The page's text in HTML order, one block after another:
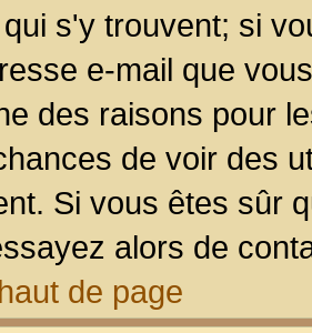
s'y trouvent; si
e-mail que
des raisons pour
de voir des
Si vous êtes sûr
alors de
de page